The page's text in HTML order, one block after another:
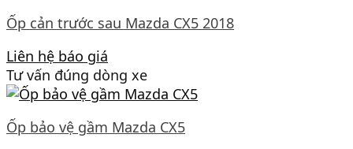
Ốp cản trước sau Mazda CX5 2018
Liên hệ báo giá
Tư vấn đúng dòng xe
Ốp bảo vệ gầm Mazda CX5